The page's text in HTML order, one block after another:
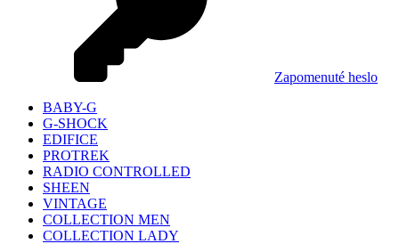
Zapomenuté heslo
BABY-G
G-SHOCK
EDIFICE
PROTREK
RADIO CONTROLLED
SHEEN
VINTAGE
COLLECTION MEN
COLLECTION LADY